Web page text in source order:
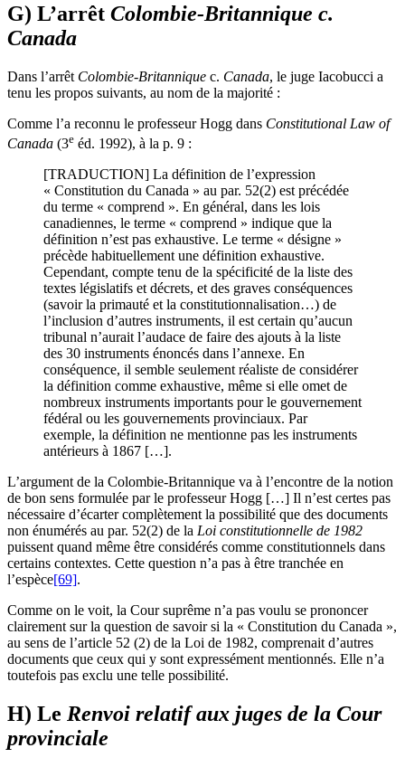
G) L’arrêt Colombie-Britannique c.
Canada
Dans l’arrêt Colombie-Britannique c. Canada, le juge Iacobucci a
tenu les propos suivants, au nom de la majorité :
Comme l’a reconnu le professeur Hogg dans Constitutional Law of
Canada (3e éd. 1992), à la p. 9 :
[TRADUCTION] La définition de l’expression
« Constitution du Canada » au par. 52(2) est précédée
du terme « comprend ». En général, dans les lois
canadiennes, le terme « comprend » indique que la
définition n’est pas exhaustive. Le terme « désigne »
précède habituellement une définition exhaustive.
Cependant, compte tenu de la spécificité de la liste des
textes législatifs et décrets, et des graves conséquences
(savoir la primauté et la constitutionnalisation…) de
l’inclusion d’autres instruments, il est certain qu’aucun
tribunal n’aurait l’audace de faire des ajouts à la liste
des 30 instruments énoncés dans l’annexe. En
conséquence, il semble seulement réaliste de considérer
la définition comme exhaustive, même si elle omet de
nombreux instruments importants pour le gouvernement
fédéral ou les gouvernements provinciaux. Par
exemple, la définition ne mentionne pas les instruments
antérieurs à 1867 […].
L’argument de la Colombie-Britannique va à l’encontre de la notion
de bon sens formulée par le professeur Hogg […] Il n’est certes pas
nécessaire d’écarter complètement la possibilité que des documents
non énumérés au par. 52(2) de la Loi constitutionnelle de 1982
puissent quand même être considérés comme constitutionnels dans
certains contextes. Cette question n’a pas à être tranchée en
l’espèce[69].
Comme on le voit, la Cour suprême n’a pas voulu se prononcer
clairement sur la question de savoir si la « Constitution du Canada »,
au sens de l’article 52 (2) de la Loi de 1982, comprenait d’autres
documents que ceux qui y sont expressément mentionnés. Elle n’a
toutefois pas exclu une telle possibilité.
H) Le Renvoi relatif aux juges de la Cour
provinciale